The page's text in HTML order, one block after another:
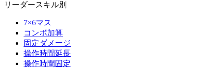
リーダースキル別
7×6マス
コンボ加算
固定ダメージ
操作時間延長
操作時間固定